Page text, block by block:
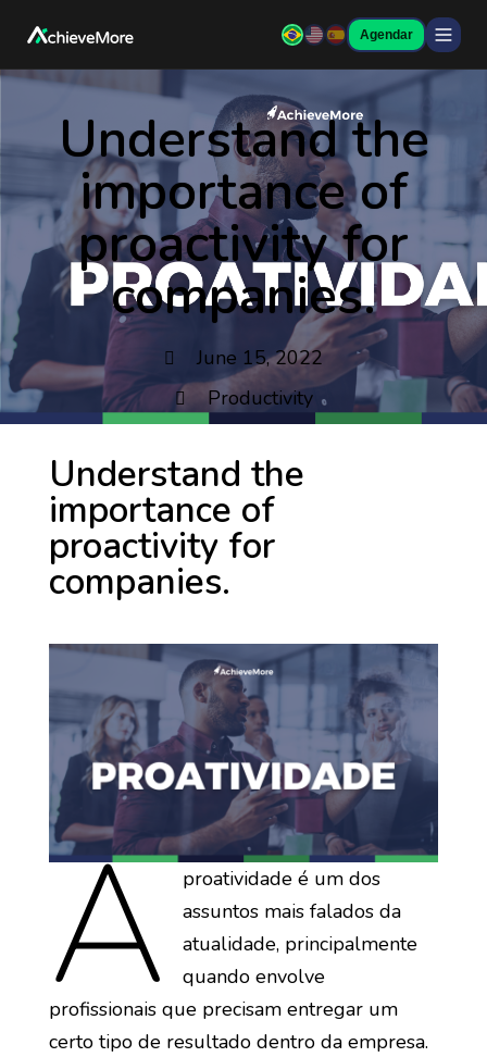
Agendar
Understand the
importance of
proactivity for
companies.
June 15, 2022
Productivity
Understand the
importance of
proactivity for
companies.
A
proatividade é um dos
assuntos mais falados da
atualidade, principalmente
quando envolve
profissionais que precisam entregar um
certo tipo de resultado dentro da empresa.